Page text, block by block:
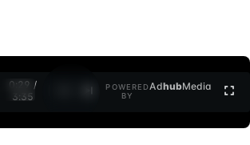
0:30 /
3:35
POWERED
BY
AdhubMedia